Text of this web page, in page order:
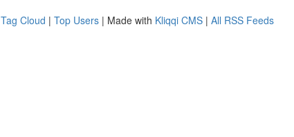
Tag Cloud | Top Users | Made with Kliqqi CMS | All RSS Feeds